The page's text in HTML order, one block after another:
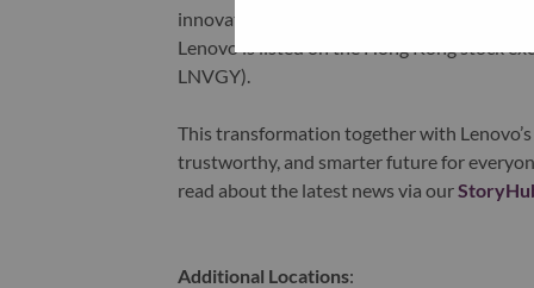
innovation is building a more equitable,
Lenovo is listed on the Hong Kong stock
LNVGY).
This transformation together with
trustworthy, and smarter future for
read about the latest news via our
Additional Locations: